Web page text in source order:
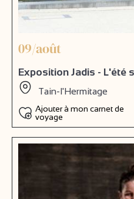
09/août
Exposition Jadis - L'été
Tain-l'Hermitage
Ajouter à mon carnet de
voyage